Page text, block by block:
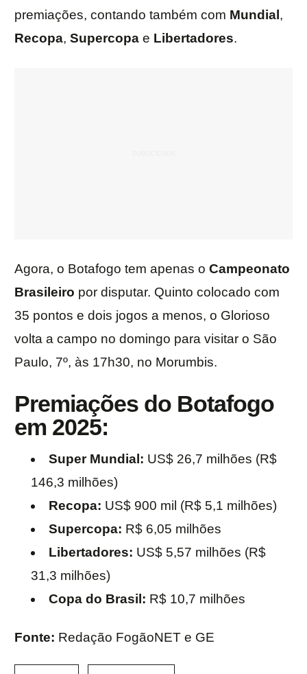
premiações, contando também com Mundial ,
Recopa, Supercopa e Libertadores.
Agora, o Botafogo tem apenas o Campeonato
Brasileiro por disputar. Quinto colocado com
35 pontos e dois jogos a menos, o Glorioso
volta a campo no domingo para visitar o São
Paulo, 7º, às 17h30, no Morumbis.
Premiações do Botafogo
em 2025:
Super Mundial: US$ 26,7 milhões (R$
146,3 milhões)
Recopa: US$ 900 mil (R$ 5,1 milhões)
Supercopa: R$ 6,05 milhões
Libertadores: US$ 5,57 milhões (R$
31,3 milhões)
Copa do Brasil: R$ 10,7 milhões
Fonte: Redação FogãoNET e GE